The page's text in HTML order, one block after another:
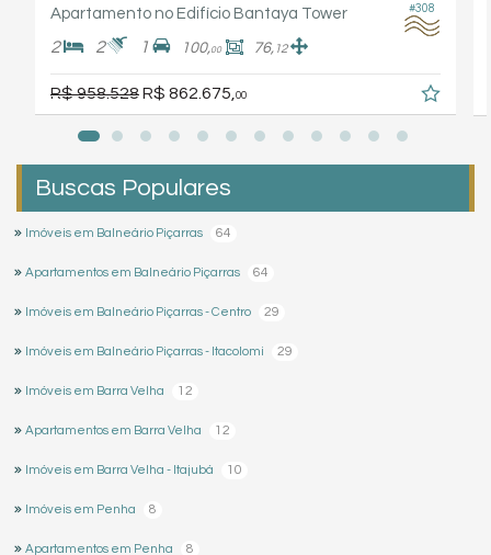
#308
Apartamento no Edifício Bantaya Tower
2 2 1 100,00 76, 12
R$ 958.528R$ 862.675,00
Buscas Populares
Imóveis em Balneário Piçarras 64
Apartamentos em Balneário Piçarras 64
Imóveis em Balneário Piçarras - Centro 29
Imóveis em Balneário Piçarras - Itacolomi 29
Imóveis em Barra Velha 12
Apartamentos em Barra Velha 12
Imóveis em Barra Velha - Itajubá 10
Imóveis em Penha 8
Apartamentos em Penha 8